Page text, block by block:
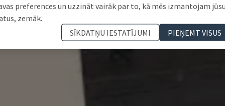
preferences un uzzināt vairāk par to, kā mēs izmantojam
zemāk.
SĪKDATŅU IESTATĪJUMI
PIEŅEMT VISUS